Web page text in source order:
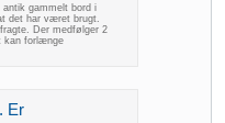
gammelt bord i
det har været brugt.
Der medfølger 2
kan forlænge
Er